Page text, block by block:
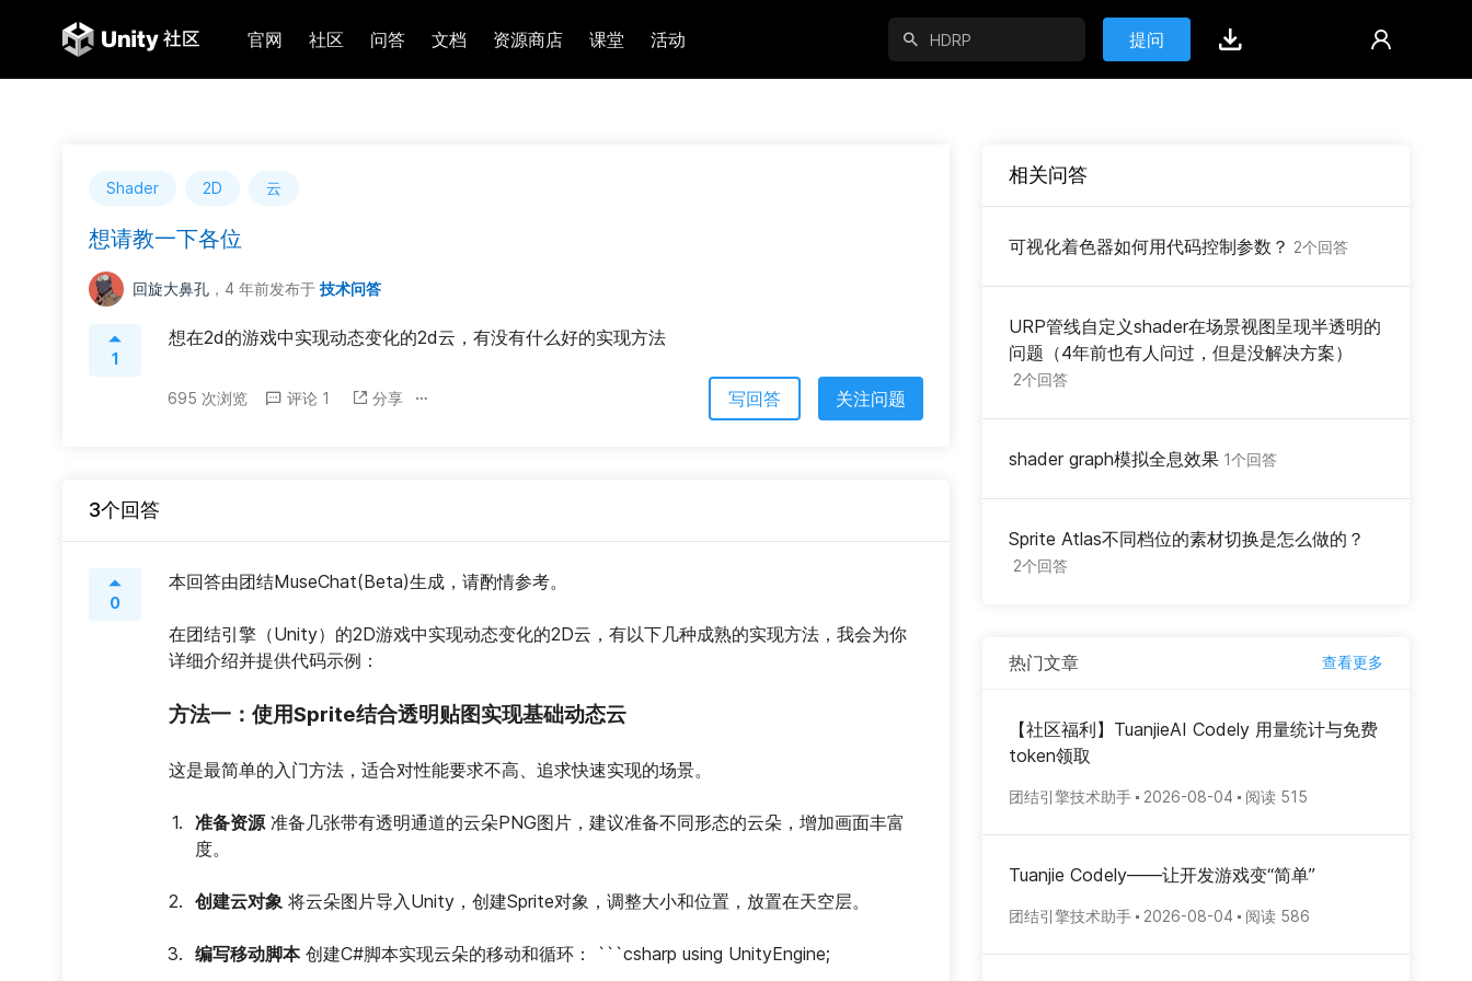
官网 社区 问答 文档 资源商店 课堂 活动 提问
Shader 2D 云
想请教一下各位
回旋大鼻孔 ，4 年前发布于 技术问答
1
想在2d的游戏中实现动态变化的2d云，有没有什么好的实现方法
695 次浏览 评论 1 分享 写回答 关注问题
3个回答
0
本回答由团结MuseChat(Beta)生成，请酌情参考。
在团结引擎（Unity）的2D游戏中实现动态变化的2D云，有以下几种成熟的实现方法，我会为你
详细介绍并提供代码示例：
方法一：使用Sprite结合透明贴图实现基础动态云
这是最简单的入门方法，适合对性能要求不高、追求快速实现的场景。
准备资源 准备几张带有透明通道的云朵PNG图片，建议准备不同形态的云朵，增加画面丰富
度。
创建云对象 将云朵图片导入Unity，创建Sprite对象，调整大小和位置，放置在天空层。
编写移动脚本 创建C#脚本实现云朵的移动和循环： ```csharp using UnityEngine;
相关问答
可视化着色器如何用代码控制参数？ 2个回答
URP管线自定义shader在场景视图呈现半透明的
问题（4年前也有人问过，但是没解决方案）
2个回答
shader graph模拟全息效果 1个回答
Sprite Atlas不同档位的素材切换是怎么做的？
2个回答
热门文章 查看更多
【社区福利】TuanjieAI Codely 用量统计与免费
token领取
团结引擎技术助手 2026-08-04 阅读 515
Tuanjie Codely——让开发游戏变“简单”
团结引擎技术助手 2026-08-04 阅读 586